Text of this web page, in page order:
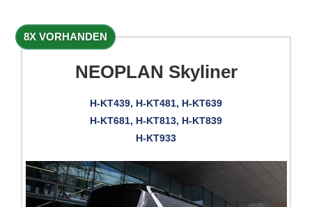
8X VORHANDEN
NEOPLAN Skyliner
H-KT439, H-KT481, H-KT639
H-KT681, H-KT813, H-KT839
H-KT933